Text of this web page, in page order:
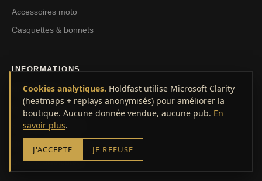
Accessoires moto
Casquettes & bonnets
INFORMATIONS
Notre histoire
Guide des tailles
Suivi de commande
Devenir distributeur
Cookies analytiques. Holdfast utilise Microsoft Clarity
(heatmaps + replays anonymisés) pour améliorer la
boutique. Aucune donnée vendue, aucune pub. En
savoir plus.
J'ACCEPTE JE REFUSE